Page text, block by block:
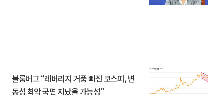
블룸버그 “레버리지 거품 빠진 코스피, 변
동성 최악 국면 지났을 가능성”